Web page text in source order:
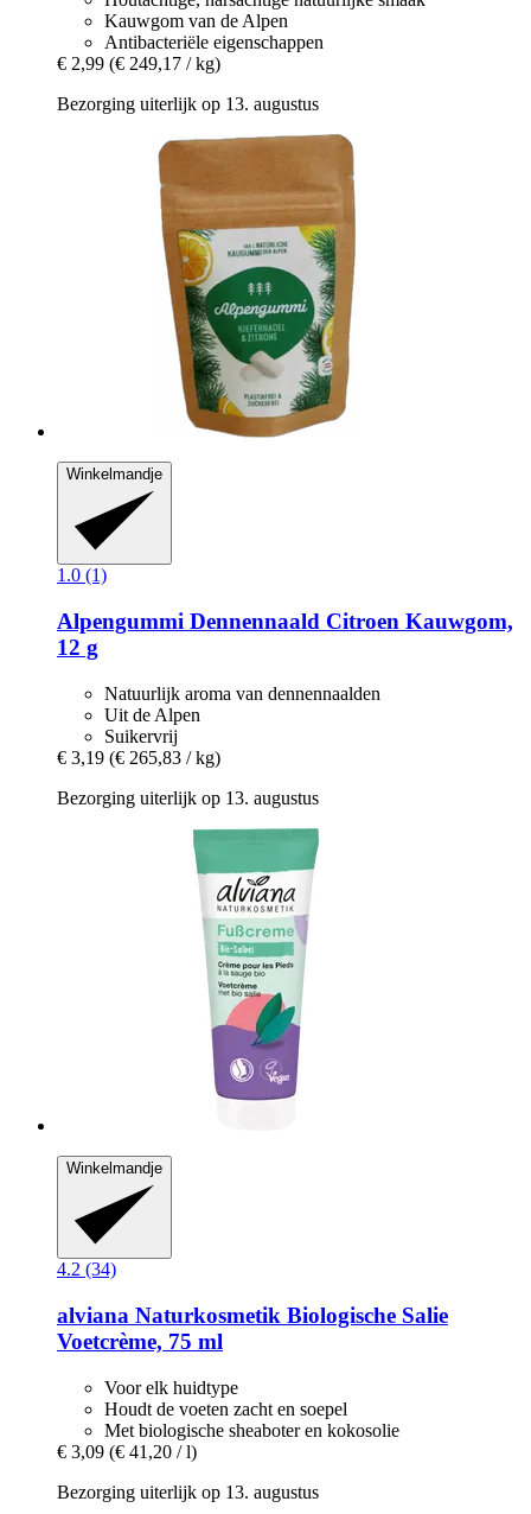
Kauwgom van de Alpen
Antibacteriële eigenschappen
€ 2,99 (€ 249,17 / kg)
Bezorging uiterlijk op 13. augustus
Winkelmandje
1.0 (1)
Alpengummi Dennennaald Citroen Kauwgom,
12 g
Natuurlijk aroma van dennennaalden
Uit de Alpen
Suikervrij
€ 3,19 (€ 265,83 / kg)
Bezorging uiterlijk op 13. augustus
Winkelmandje
4.2 (34)
alviana Naturkosmetik Biologische Salie
Voetcrème, 75 ml
Voor elk huidtype
Houdt de voeten zacht en soepel
Met biologische sheaboter en kokosolie
€ 3,09 (€ 41,20 / l)
Bezorging uiterlijk op 13. augustus